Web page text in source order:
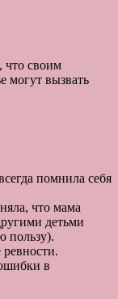
что своим
могут вызвать
помнила себя
что мама
детьми
пользу).
в